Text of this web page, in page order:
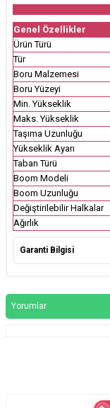
Genel Özellikler
Ürün Türü
Tür
Boru Malzemesi
Boru Yüzeyi
Min. Yükseklik
Maks. Yükseklik
Taşıma Uzunluğu
Yükseklik Ayarı
Taban Türü
Boom Modeli
Boom Uzunluğu
Değiştirilebilir Halkalar
Ağırlık
Garanti Bilgisi
Yorumlar